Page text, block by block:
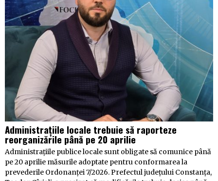
Administrațiile locale trebuie să raporteze
reorganizările până pe 20 aprilie
Administrațiile publice locale sunt obligate să comunice până
pe 20 aprilie măsurile adoptate pentru conformarea la
prevederile Ordonanței 7/2026. Prefectul județului Constanța,